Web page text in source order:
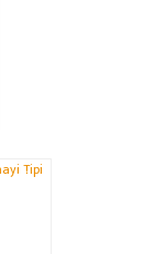
%13